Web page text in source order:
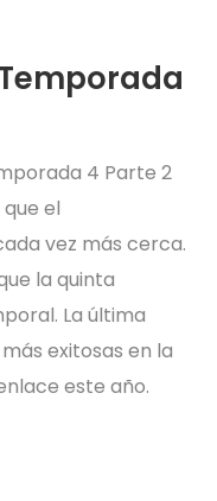
4 Parte 2
el
vez más cerca.
la quinta
La última
exitosas en la
este año.